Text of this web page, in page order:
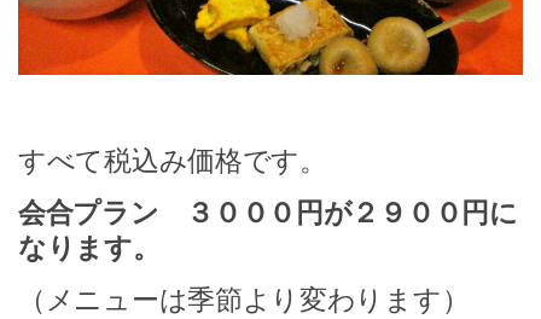
すべて税込み価格です。
会合プラン ３０００円が２９００円に
なります。
（メニューは季節より変わります）